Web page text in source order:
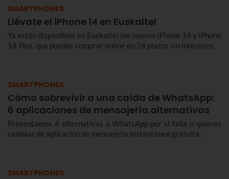
SMARTPHONES
Llévate el iPhone 14 en Euskaltel
Ya están disponibles en Euskaltel los nuevos iPhone 14 y iPhone
14 Plus, que puedes comprar online en 24 plazos sin intereses.
SMARTPHONES
Cómo sobrevivir a una caída de WhatsApp:
6 aplicaciones de mensajería alternativas
Presentamos 6 alternativas a WhatsApp por si falla o quieres
cambiar de aplicación de mensajería instantánea gratuita.
SMARTPHONES